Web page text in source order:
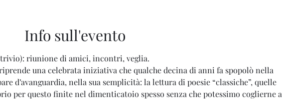
Info sull'evento
riunione di amici, incontri, veglia.
una celebrata iniziativa che qualche decina di anni fa spopolò nella
d’avanguardia, nella sua semplicità: la lettura di poesie “classiche”, quelle
per questo finite nel dimenticatoio spesso senza che potessimo coglierne a